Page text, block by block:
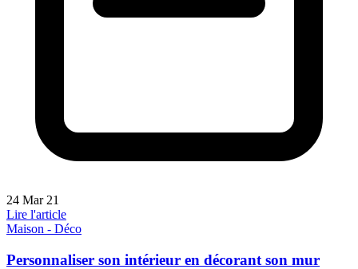
24 Mar 21
Lire l'article
Maison - Déco
Personnaliser son intérieur en décorant son mur